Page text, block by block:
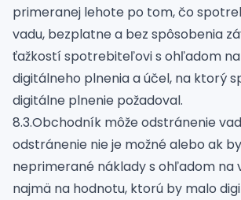
primeranej lehote po tom, čo
vadu, bezplatne a bez spôsobenia
ťažkostí spotrebiteľovi s ohľadom
digitálneho plnenia a účel, na ktorý
digitálne plnenie požadoval.
8.3.Obchodník môže odstránenie
odstránenie nie je možné alebo ak
neprimerané náklady s ohľadom na
najmä na hodnotu, ktorú by malo